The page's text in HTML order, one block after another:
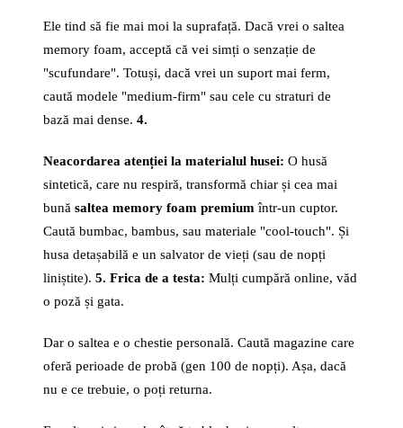
Ele tind să fie mai moi la suprafață. Dacă vrei o saltea
memory foam, acceptă că vei simți o senzație de
"scufundare". Totuși, dacă vrei un suport mai ferm,
caută modele "medium-firm" sau cele cu straturi de
bază mai dense. 4.
Neacordarea atenției la materialul husei: O husă
sintetică, care nu respiră, transformă chiar și cea mai
bună saltea memory foam premium într-un cuptor.
Caută bumbac, bambus, sau materiale "cool-touch". Și
husa detașabilă e un salvator de vieți (sau de nopți
liniștite). 5. Frica de a testa: Mulți cumpără online, văd
o poză și gata.
Dar o saltea e o chestie personală. Caută magazine care
oferă perioade de probă (gen 100 de nopți). Așa, dacă
nu e ce trebuie, o poți returna.